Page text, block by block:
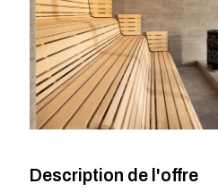
Description de l'offre